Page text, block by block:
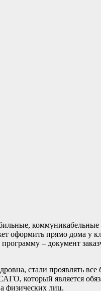
оформить прямо дома у
– документ
стали проявлять
который является
физических лиц.